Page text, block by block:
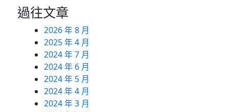
過往文章
2026 年 8 月
2025 年 4 月
2024 年 7 月
2024 年 6 月
2024 年 5 月
2024 年 4 月
2024 年 3 月